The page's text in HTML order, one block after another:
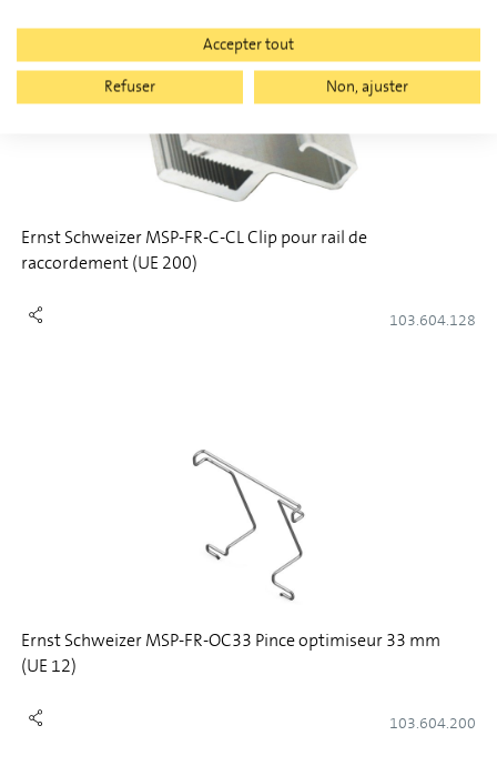
Ernst Schweizer MSP-FR-C-CL Clip pour rail de
raccordement (UE 200)
103.604.128
Ernst Schweizer MSP-FR-OC33 Pince optimiseur 33 mm
(UE 12)
103.604.200
Accepter tout
Refuser
Non, ajuster